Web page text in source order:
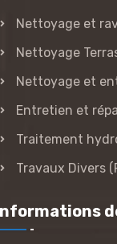
Nettoyage et
Nettoyage
Nettoyage et
Entretien et
Traitement
Travaux Divers